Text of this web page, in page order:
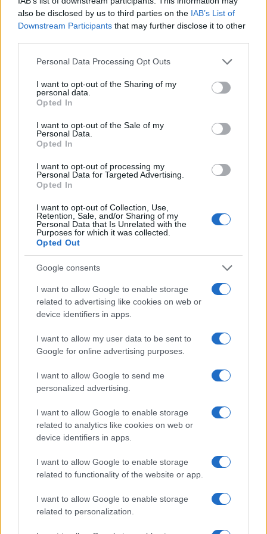
also be disclosed by us to third parties on the IAB’s List of
Downstream Participants that may further disclose it to other
Please note that this website/app uses one or more Google
not limited to your visit or usage behaviour. You may click to
grant or deny consent to Google and its third-party tags to
use your data for below specified purposes in below Google
consent section.
Personal Data Processing Opt Outs
I want to opt-out of the Sharing of my
personal data.
Opted In
I want to opt-out of the Sale of my
Personal Data.
Opted In
I want to opt-out of processing my
Personal Data for Targeted Advertising.
Opted In
I want to opt-out of Collection, Use,
Retention, Sale, and/or Sharing of my
Personal Data that Is Unrelated with the
Purposes for which it was collected.
Opted Out
Google consents
I want to allow Google to enable storage
related to advertising like cookies on web or
device identifiers in apps.
I want to allow my user data to be sent to
Google for online advertising purposes.
I want to allow Google to send me
personalized advertising.
I want to allow Google to enable storage
related to analytics like cookies on web or
device identifiers in apps.
I want to allow Google to enable storage
related to functionality of the website or app.
I want to allow Google to enable storage
related to personalization.
Kínai rakétával lőttek le egy amerikai
vadászgépet Iránban
Hámenei nemcsak él, de tárgyal is
Rubio arról isbeszámolt , hogy vannak jelek
Hámenei, akiről úgy gondolják, hogy a háború
kezdetén megsebesült, és azóta sem látták
nyilvánosan, egyre jobban bekapcsolódik a
tárgyalásokba.
„Úgy gondolom, vannak jelek
arra, hogy ő bizonyos szinten
egyre inkább részt vesz a
kommunikációja írásban és
közvetítőkön keresztül történik”
– mondta.
Rubio kijelentései nem sokkal azután
hangzottak el, hogy az iráni média arról
számolt be: a rezsim néhány napja
megszakította a kapcsolatot a
közvetítőkkel, miután Izrael azzal
fenyegetőzött, hogy bombázni fogja a bejrúti
célpontokat, amelyek kapcsolatban állnak az
Irán által támogatott Hezbollah
terrorcsoporttal.